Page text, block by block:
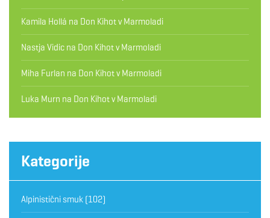
Kamila Hollá na Don Kihot v Marmoladi
Nastja Vidic na Don Kihot v Marmoladi
Miha Furlan na Don Kihot v Marmoladi
Luka Murn na Don Kihot v Marmoladi
Kategorije
Alpinistični smuk (102)